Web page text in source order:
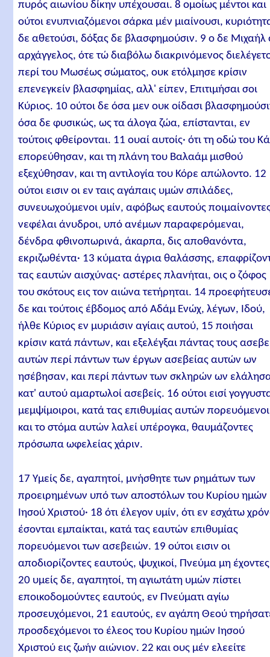
πυρός αιωνίου δίκην υπέχουσαι. 8 ομοίως μέντοι και
ούτοι ενυπνιαζόμενοι σάρκα μέν μιαίνουσι,
δε αθετούσι, δόξας δε βλασφημούσιν. 9 ο δε Μιχαήλ
αρχάγγελος, ότε τώ διαβόλω διακρινόμενος
περί του Μωσέως σώματος, ουκ ετόλμησε κρίσιν
επενεγκείν βλασφημίας, αλλ' είπεν, Επιτιμήσαι σοι
Κύριος. 10 ούτοι δε όσα μεν ουκ οίδασι
όσα δε φυσικώς, ως τα άλογα ζώα, επίστανται, εν
τούτοις φθείρονται. 11 ουαί αυτοίς· ότι τη οδώ του
επορεύθησαν, και τη πλάνη του Βαλαάμ μισθού
εξεχύθησαν, και τη αντιλογία του Κόρε απώλοντο. 12
ούτοι εισιν οι εν ταις αγάπαις υμών σπιλάδες,
συνευωχούμενοι υμίν, αφόβως εαυτούς
νεφέλαι άνυδροι, υπό ανέμων παραφερόμεναι,
δένδρα φθινοπωρινά, άκαρπα, δις αποθανόντα,
εκριζωθέντα· 13 κύματα άγρια θαλάσσης,
τας εαυτών αισχύνας· αστέρες πλανήται, οις ο ζόφος
του σκότους εις τον αιώνα τετήρηται. 14
δε και τούτοις έβδομος από Αδάμ Ενώχ, λέγων, Ιδού,
ήλθε Κύριος εν μυριάσιν αγίαις αυτού, 15 ποιήσαι
κρίσιν κατά πάντων, και εξελέγξαι πάντας τους
αυτών περί πάντων των έργων ασεβείας αυτών ων
ησέβησαν, και περί πάντων των σκληρών ων
κατ' αυτού αμαρτωλοί ασεβείς. 16 ούτοι εισί
μεμψίμοιροι, κατά τας επιθυμίας αυτών
και το στόμα αυτών λαλεί υπέρογκα, θαυμάζοντες
πρόσωπα ωφελείας χάριν.
17 Υμείς δε, αγαπητοί, μνήσθητε των ρημάτων των
προειρημένων υπό των αποστόλων του Κυρίου ημών
Ιησού Χριστού· 18 ότι έλεγον υμίν, ότι εν εσχάτω
έσονται εμπαίκται, κατά τας εαυτών επιθυμίας
πορευόμενοι των ασεβειών. 19 ούτοι εισιν οι
αποδιορίζοντες εαυτούς, ψυχικοί, Πνεύμα μη
20 υμείς δε, αγαπητοί, τη αγιωτάτη υμών πίστει
εποικοδομούντες εαυτούς, εν Πνεύματι αγίω
προσευχόμενοι, 21 εαυτούς, εν αγάπη Θεού
προσδεχόμενοι το έλεος του Κυρίου ημών Ιησού
Χριστού εις ζωήν αιώνιον. 22 και ους μέν ελεείτε